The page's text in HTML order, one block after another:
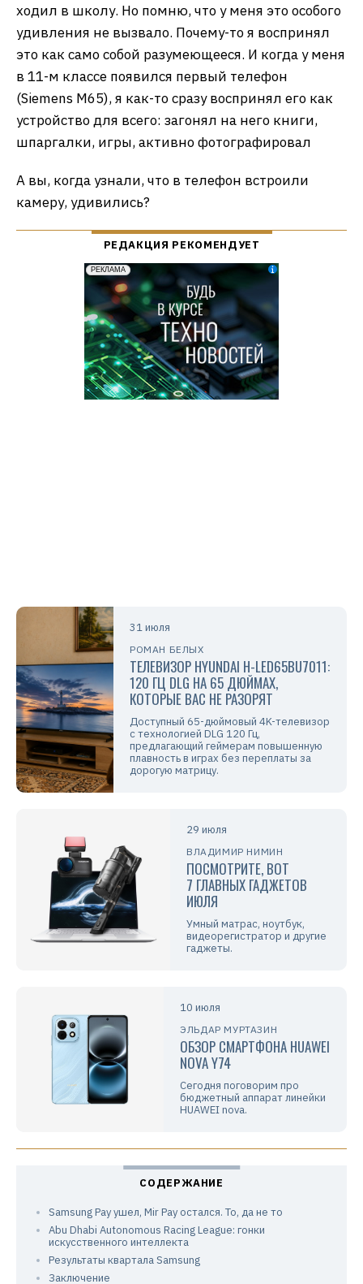
ходил в школу. Но помню, что у меня это особого
удивления не вызвало. Почему-то я воспринял
это как само собой разумеющееся. И когда у меня
в 11-м классе появился первый телефон
(Siemens M65), я как-то сразу воспринял его как
устройство для всего: загонял на него книги,
шпаргалки, игры, активно фотографировал
А вы, когда узнали, что в телефон встроили
камеру, удивились?
31 июля
РОМАН БЕЛЫХ
ТЕЛЕВИЗОР HYUNDAI H-LED65BU7011:
120 ГЦ DLG НА 65 ДЮЙМАХ,
КОТОРЫЕ ВАС НЕ РАЗОРЯТ
Доступный 65-дюймовый 4K-телевизор
с технологией DLG 120 Гц,
предлагающий геймерам повышенную
плавность в играх без переплаты за
дорогую матрицу.
29 июля
ВЛАДИМИР НИМИН
ПОСМОТРИТЕ, ВОТ
7 ГЛАВНЫХ ГАДЖЕТОВ
ИЮЛЯ
Умный матрас, ноутбук,
видеорегистратор и другие
гаджеты.
10 июля
ЭЛЬДАР МУРТАЗИН
ОБЗОР СМАРТФОНА HUAWEI
NOVA Y74
Сегодня поговорим про
бюджетный аппарат линейки
HUAWEI nova.
Samsung Pay ушел, Mir Pay остался. То, да не то
Abu Dhabi Autonomous Racing League: гонки
искусственного интеллекта
Результаты квартала Samsung
Заключение